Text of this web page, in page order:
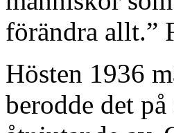
förändra allt.”
Hösten 1936
berodde det